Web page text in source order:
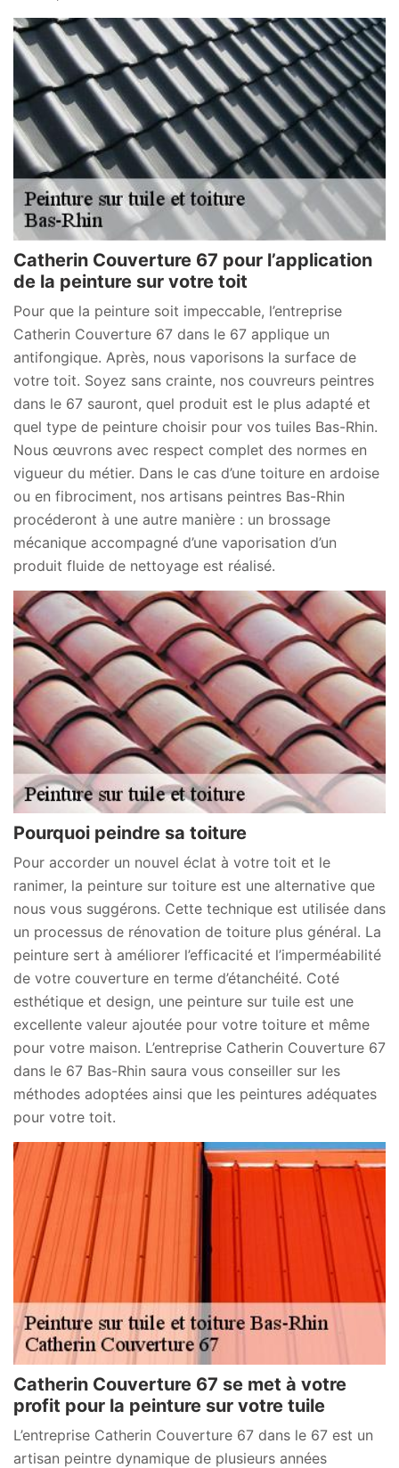
Catherin Couverture 67 pour l’application
de la peinture sur votre toit
Pour que la peinture soit impeccable, l’entreprise
Catherin Couverture 67 dans le 67 applique un
antifongique. Après, nous vaporisons la surface de
votre toit. Soyez sans crainte, nos couvreurs peintres
dans le 67 sauront, quel produit est le plus adapté et
quel type de peinture choisir pour vos tuiles Bas-Rhin.
Nous œuvrons avec respect complet des normes en
vigueur du métier. Dans le cas d’une toiture en ardoise
ou en fibrociment, nos artisans peintres Bas-Rhin
procéderont à une autre manière : un brossage
mécanique accompagné d’une vaporisation d’un
produit fluide de nettoyage est réalisé.
Pourquoi peindre sa toiture
Pour accorder un nouvel éclat à votre toit et le
ranimer, la peinture sur toiture est une alternative que
nous vous suggérons. Cette technique est utilisée dans
un processus de rénovation de toiture plus général. La
peinture sert à améliorer l’efficacité et l’imperméabilité
de votre couverture en terme d’étanchéité. Coté
esthétique et design, une peinture sur tuile est une
excellente valeur ajoutée pour votre toiture et même
pour votre maison. L’entreprise Catherin Couverture 67
dans le 67 Bas-Rhin saura vous conseiller sur les
méthodes adoptées ainsi que les peintures adéquates
pour votre toit.
Catherin Couverture 67 se met à votre
profit pour la peinture sur votre tuile
L’entreprise Catherin Couverture 67 dans le 67 est un
artisan peintre dynamique de plusieurs années